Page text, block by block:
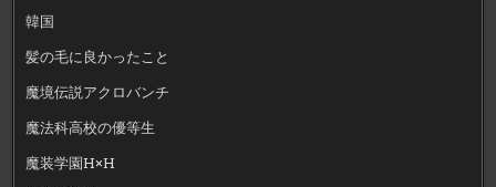
韓国
髪の毛に良かったこと
魔境伝説アクロバンチ
魔法科高校の優等生
魔装学園H×H